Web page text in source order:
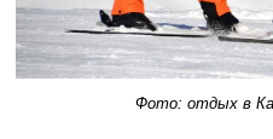
Фото: отдых в